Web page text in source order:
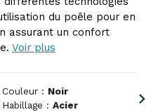
du poêle pour en
assurant un confort
Voir plus
Couleur : Noir
Habillage : Acier